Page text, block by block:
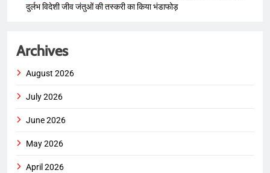
दुर्लभ विदेशी जीव जंतुओं की तस्करी का किया भंडाफोड़
Archives
August 2026
July 2026
June 2026
May 2026
April 2026